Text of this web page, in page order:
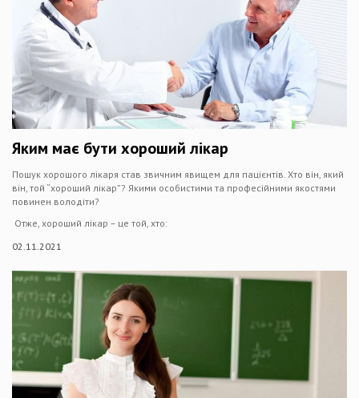
Яким має бути хороший лікар
Пошук хорошого лікаря став звичним явищем для пацієнтів. Хто він, який
він, той “хороший лікар”? Якими особистими та професійними якостями
повинен володіти?
Отже, хороший лікар – це той, хто:
02.11.2021